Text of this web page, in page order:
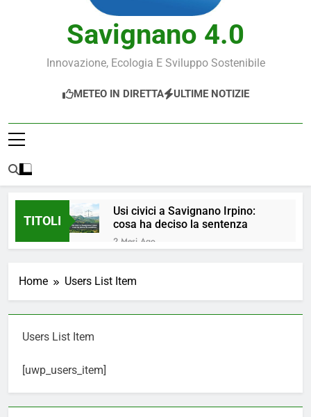
Savignano 4.0
Innovazione, Ecologia E Sviluppo Sostenibile
METEO IN DIRETTA ULTIME NOTIZIE
TITOLI
Usi civici a Savignano Irpino:
cosa ha deciso la sentenza
2 Mesi Ago
4 Mesi Ago
ORDINANZA N. 8/2026 –
PARZIALE REVOCA DEL DIVIETO
⚠️ Emergenza Acqua a
Home Users List Item
Users List Item
[uwp_users_item]